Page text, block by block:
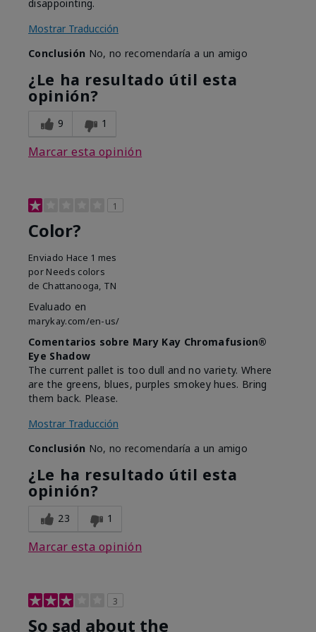
disappointing.
Mostrar Traducción
Conclusión No, no recomendaría a un amigo
¿Le ha resultado útil esta
opinión?
9 1
Marcar esta opinión
1
Color?
Enviado Hace 1 mes
por Needs colors
de Chattanooga, TN
Evaluado en
marykay.com/en-us/
Comentarios sobre Mary Kay Chromafusion®
Eye Shadow
The current pallet is too dull and no variety. Where
are the greens, blues, purples smokey hues. Bring
them back. Please.
Mostrar Traducción
Conclusión No, no recomendaría a un amigo
¿Le ha resultado útil esta
opinión?
23 1
Marcar esta opinión
3
So sad about the